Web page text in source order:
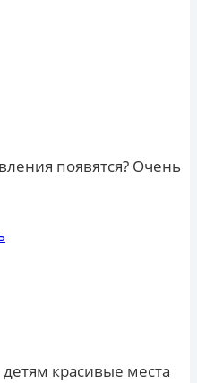
появятся? Очень
детям красивые места